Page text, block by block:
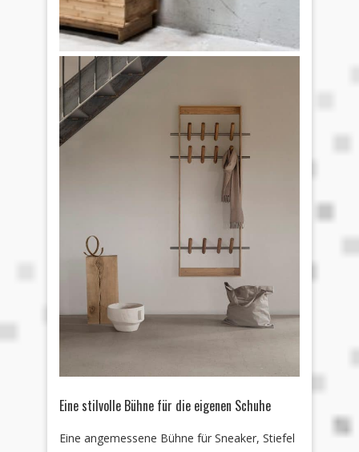
Eine stilvolle Bühne für die eigenen Schuhe
Eine angemessene Bühne für Sneaker, Stiefel